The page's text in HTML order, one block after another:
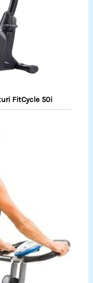
FitCycle 50i